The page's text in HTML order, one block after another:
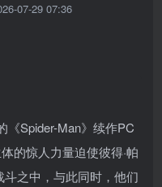
07-29 07:36
《Spider-Man》续作PC
的惊人力量迫使彼得·帕
斗之中，与此同时，他们